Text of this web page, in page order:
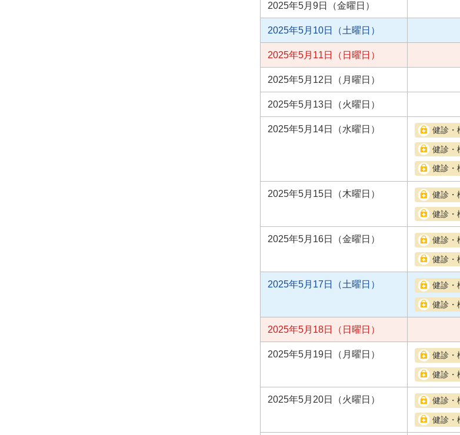
2025年5月9日（金曜日）
2025年5月10日（土曜日）
2025年5月11日（日曜日）
2025年5月12日（月曜日）
2025年5月13日（火曜日）
2025年5月14日（水曜日）
2025年5月15日（木曜日）
2025年5月16日（金曜日）
2025年5月17日（土曜日）
2025年5月18日（日曜日）
2025年5月19日（月曜日）
2025年5月20日（火曜日）